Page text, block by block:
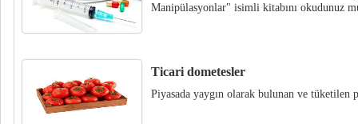
Manipülasyonlar" isimli kitabını okudunuz
Ticari dometesler
Piyasada yaygın olarak bulunan ve tüketilen